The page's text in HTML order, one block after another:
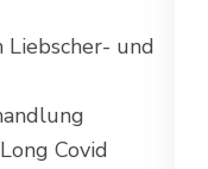
Liebscher- und
Covid